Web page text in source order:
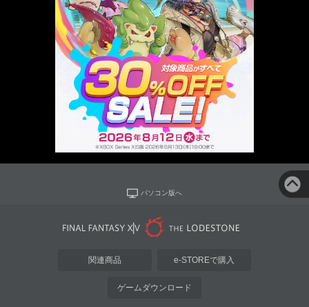
パソコン版へ
関連商品 e-STOREで購入
ゲームダウンロード